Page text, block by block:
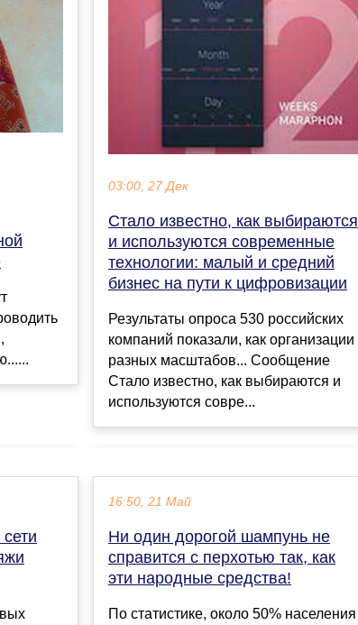
03:00, 27 Дек
Стало известно, как выбираются
и используются современные
технологии: малый и средний
бизнес на пути к цифровизации
Результаты опроса 530 российских
компаний показали, как организации
разных масштабов... Сообщение
Стало известно, как выбираются и
используются совре...
16:50, 21 Май
Ни один дорогой шампунь не
справится с перхотью так, как
эти народные средства!
По статистике, около 50% населения